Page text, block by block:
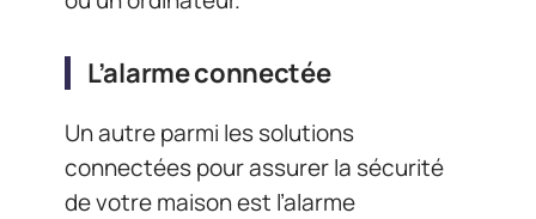
L’alarme connectée
Un autre parmi les solutions
connectées pour assurer la sécurité
de votre maison est l’alarme